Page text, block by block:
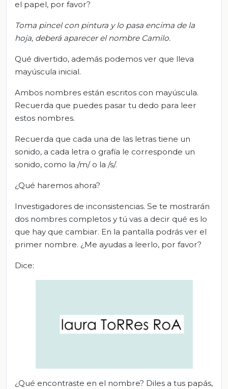
el papel, por favor?
Toma pincel con pintura y lo pasa encima de la
hoja, deberá aparecer el nombre Camilo.
Qué divertido, además podemos ver que lleva
mayúscula inicial.
Ambos nombres están escritos con mayúscula.
Recuerda que puedes pasar tu dedo para leer
estos nombres.
Recuerda que cada una de las letras tiene un
sonido, a cada letra o grafía le corresponde un
sonido, como la /m/ o la /s/.
¿Qué haremos ahora?
Investigadores de inconsistencias. Se te mostrarán
dos nombres completos y tú vas a decir qué es lo
que hay que cambiar. En la pantalla podrás ver el
primer nombre. ¿Me ayudas a leerlo, por favor?
Dice:
¿Qué encontraste en el nombre? Diles a tus papás,